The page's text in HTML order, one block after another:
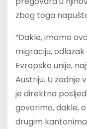
zbog toga
“Dakle, imamo
migraciju,
Evropske unije,
Austriju. U zadnje
je direktna
govorimo, dakle,
drugim